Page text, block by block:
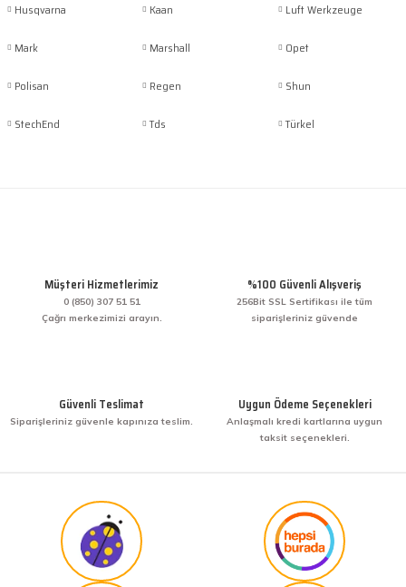
Husqvarna Kaan Luft Werkzeuge
Mark Marshall Opet
Polisan Regen Shun
StechEnd Tds Türkel
Müşteri Hizmetlerimiz
0 (850) 307 51 51
Çağrı merkezimizi arayın.
%100 Güvenli Alışveriş
256Bit SSL Sertifikası ile tüm
siparişleriniz güvende
Güvenli Teslimat
Siparişleriniz güvenle kapınıza teslim.
Uygun Ödeme Seçenekleri
Anlaşmalı kredi kartlarına uygun
taksit seçenekleri.